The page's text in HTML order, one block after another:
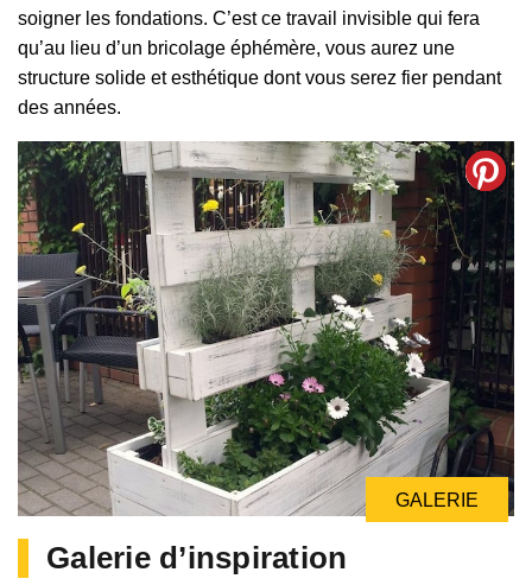
soigner les fondations. C’est ce travail invisible qui fera
qu’au lieu d’un bricolage éphémère, vous aurez une
structure solide et esthétique dont vous serez fier pendant
des années.
GALERIE
GALERIE
Galerie d’inspiration